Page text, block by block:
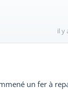
il y
un fer à